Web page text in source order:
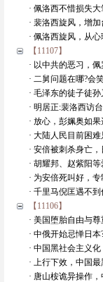
· 佩洛西不惜损失
· 裴洛西旋风，增加
· 佩洛西旋风，从
【11107】
· 以中共的恶习，
· 二舅问题在哪?会
· 毛泽东的徒子徒
· 明居正:裴洛西访
· 放心，彭姵奥如
· 大陆人民目前困难
· 安倍被刺杀身亡
· 胡耀邦、赵紫阳
· 为安倍死叫好，
· 千里马倪匡遇不
【11106】
· 美国堕胎自由与
· 中俄开始忌惮日
· 中国黑社会主义
· 上行下效，中国
· 唐山桉诡异操作